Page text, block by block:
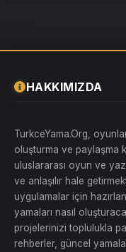
HAKKIMIZDA
TurkceYama.Org,
oluşturma ve paylaşma
uluslararası oyun ve
ve anlaşılır hale
uygulamalar için
yamaları nasıl
projelerinizi toplulukla
rehberler, güncel